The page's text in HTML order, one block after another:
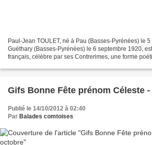
Paul-Jean TOULET, né à Pau (Basses-Pyrénées) le
Guéthary (Basses-Pyrénées) le 6 septembre 1920,
français, célèbre par ses Contrerimes, une forme
Gifs Bonne Fête prénom Céleste
Publié le 14/10/2012 à 02:40
Par Balades comtoises